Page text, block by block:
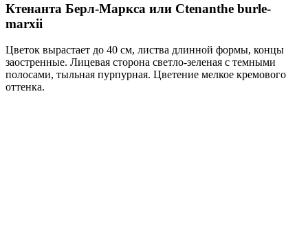
Ктенанта Берл-Маркса или Ctenanthe burle-
marxii
Цветок вырастает до 40 см, листва длинной формы, концы
заостренные. Лицевая сторона светло-зеленая с темными
полосами, тыльная пурпурная. Цветение мелкое кремового
оттенка.